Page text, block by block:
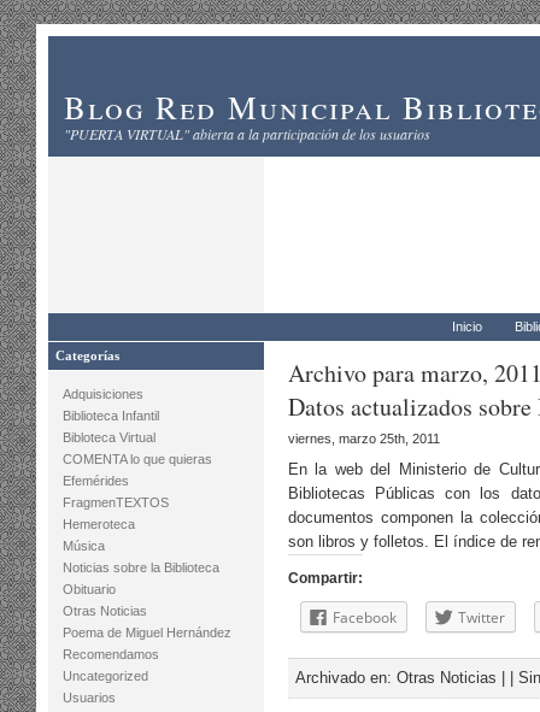
Blog Red Municipal
"PUERTA VIRTUAL" abierta a la participación de los usuarios
Inicio
Categorías
Adquisiciones
Biblioteca Infantil
Bibloteca Virtual
COMENTA lo que quieras
Efemérides
FragmenTEXTOS
Hemeroteca
Música
Noticias sobre la Biblioteca
Obituario
Otras Noticias
Poema de Miguel Hernández
Recomendamos
Uncategorized
Usuarios
Archivo para marzo,
Datos actualizados
viernes, marzo 25th, 2011
En la web del Ministerio de
Bibliotecas Públicas con los
documentos componen la
son libros y folletos. El índice de
Compartir:
Facebook Twitter
Archivado en: Otras Noticias